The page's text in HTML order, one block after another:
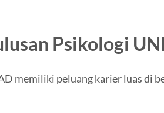
Psikologi
memiliki peluang karier luas di